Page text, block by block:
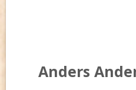
Anders